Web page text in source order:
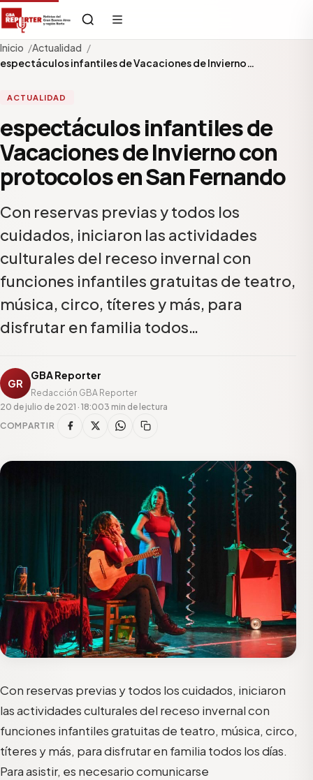
Inicio
Actualidad
espectáculos infantiles de Vacaciones de Invierno…
ACTUALIDAD
espectáculos infantiles de
Vacaciones de Invierno con
protocolos en San Fernando
Con reservas previas y todos los
cuidados, iniciaron las actividades
culturales del receso invernal con
funciones infantiles gratuitas de teatro,
música, circo, títeres y más, para
disfrutar en familia todos…
GR
GBA Reporter
Redacción GBA Reporter
20 de julio de 2021 · 18:003 min de lectura
COMPARTIR
Con reservas previas y todos los cuidados, iniciaron
las actividades culturales del receso invernal con
funciones infantiles gratuitas de teatro, música, circo,
títeres y más, para disfrutar en familia todos los días.
Para asistir, es necesario comunicarse